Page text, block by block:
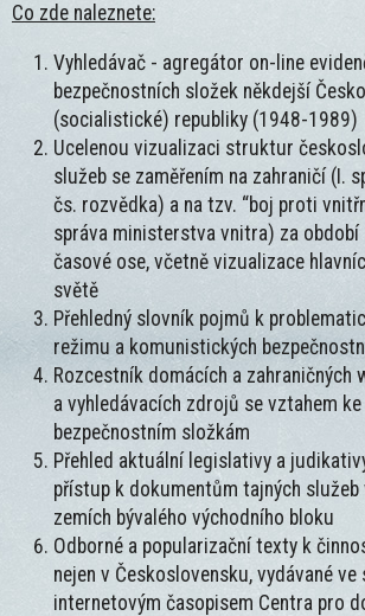
Co zde naleznete:
Vyhledávač - agregátor on-line
bezpečnostních složek někdejší
(socialistické) republiky (1948-1989)
Ucelenou vizualizaci struktur
služeb se zaměřením na zahraničí (I.
čs. rozvědka) a na tzv. “boj proti
správa ministerstva vnitra) za období
časové ose, včetně vizualizace
světě
Přehledný slovník pojmů k
režimu a komunistických
Rozcestník domácích a zahraničných
a vyhledávacích zdrojů se vztahem
bezpečnostním složkám
Přehled aktuální legislativy a
přístup k dokumentům tajných služeb
zemích bývalého východního bloku
Odborné a popularizační texty k
nejen v Československu, vydávané
internetovým časopisem Centra pro